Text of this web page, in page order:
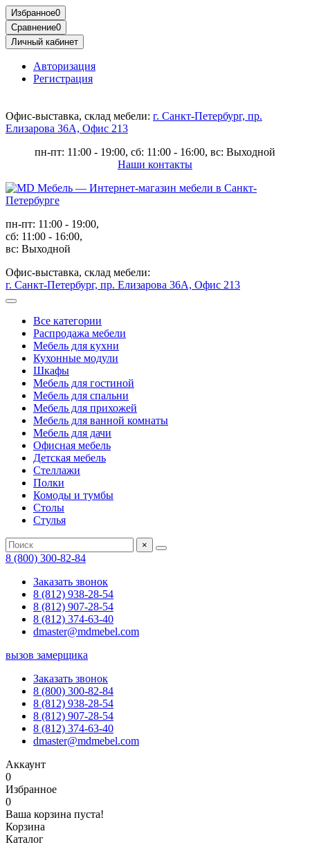
Избранное0
Сравнение0
Личный кабинет
Авторизация
Регистрация
Офис-выставка, склад мебели: г. Санкт-Петербург, пр.
Елизарова 36А, Офис 213
пн-пт: 11:00 - 19:00, сб: 11:00 - 16:00, вс: Выходной
Наши контакты
пн-пт: 11:00 - 19:00,
сб: 11:00 - 16:00,
вс: Выходной
Офис-выставка, склад мебели:
г. Санкт-Петербург, пр. Елизарова 36А, Офис 213
Все категории
Распродажа мебели
Мебель для кухни
Кухонные модули
Шкафы
Мебель для гостиной
Мебель для спальни
Мебель для прихожей
Мебель для ванной комнаты
Мебель для дачи
Офисная мебель
Детская мебель
Стеллажи
Полки
Комоды и тумбы
Столы
Стулья
×
8 (800) 300-82-84
Заказать звонок
8 (812) 938-28-54
8 (812) 907-28-54
8 (812) 374-63-40
dmaster@mdmebel.com
вызов замерщика
Заказать звонок
8 (800) 300-82-84
8 (812) 938-28-54
8 (812) 907-28-54
8 (812) 374-63-40
dmaster@mdmebel.com
Аккаунт
0
Избранное
0
Ваша корзина пуста!
Корзина
Каталог